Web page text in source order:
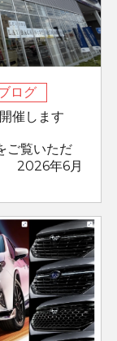
ログ
催します
ご覧いただ
2026年6月